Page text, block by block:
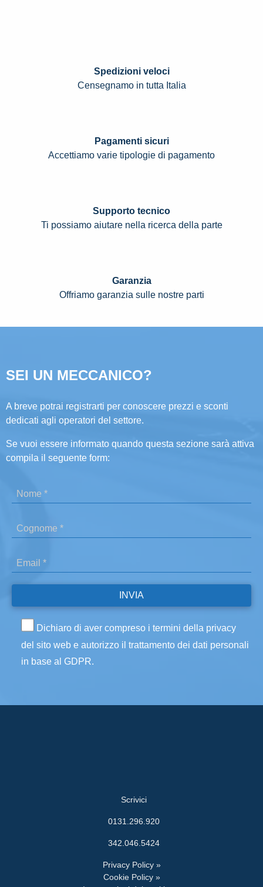
Spedizioni veloci
Censegnamo in tutta Italia
Pagamenti sicuri
Accettiamo varie tipologie di pagamento
Supporto tecnico
Ti possiamo aiutare nella ricerca della parte
Garanzia
Offriamo garanzia sulle nostre parti
SEI UN MECCANICO?
A breve potrai registrarti per conoscere prezzi e sconti
dedicati agli operatori del settore.
Se vuoi essere informato quando questa sezione sarà attiva
compila il seguente form:
Dichiaro di aver compreso i termini della privacy
del sito web e autorizzo il trattamento dei dati personali
in base al GDPR.
Scrivici
0131.296.920
342.046.5424
Privacy Policy »
Cookie Policy »